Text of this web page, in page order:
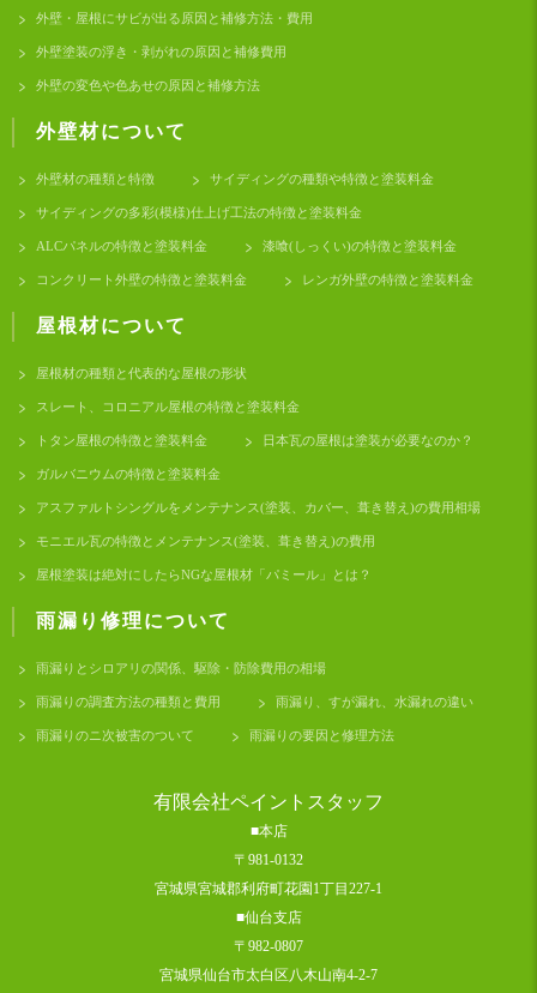
外壁・屋根にサビが出る原因と補修方法・費用
外壁塗装の浮き・剥がれの原因と補修費用
外壁の変色や色あせの原因と補修方法
外壁材について
外壁材の種類と特徴 サイディングの種類や特徴と塗装料金
サイディングの多彩(模様)仕上げ工法の特徴と塗装料金
ALCパネルの特徴と塗装料金 漆喰(しっくい)の特徴と塗装料金
コンクリート外壁の特徴と塗装料金 レンガ外壁の特徴と塗装料金
屋根材について
屋根材の種類と代表的な屋根の形状
スレート、コロニアル屋根の特徴と塗装料金
トタン屋根の特徴と塗装料金 日本瓦の屋根は塗装が必要なのか？
ガルバニウムの特徴と塗装料金
アスファルトシングルをメンテナンス(塗装、カバー、葺き替え)の費用相場
モニエル瓦の特徴とメンテナンス(塗装、葺き替え)の費用
屋根塗装は絶対にしたらNGな屋根材「パミール」とは？
雨漏り修理について
雨漏りとシロアリの関係、駆除・防除費用の相場
雨漏りの調査方法の種類と費用 雨漏り、すが漏れ、水漏れの違い
雨漏りのニ次被害のついて 雨漏りの要因と修理方法
有限会社ペイントスタッフ
■本店
〒981-0132
宮城県宮城郡利府町花園1丁目227-1
■仙台支店
〒982-0807
宮城県仙台市太白区八木山南4-2-7